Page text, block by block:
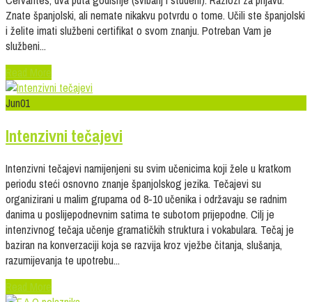
Znate španjolski, ali nemate nikakvu potvrdu o tome. Učili ste španjolski
i želite imati službeni certifikat o svom znanju. Potreban Vam je
službeni...
Read More
Jun01
Intenzivni tečajevi
Intenzivni tečajevi namijenjeni su svim učenicima koji žele u kratkom
periodu steći osnovno znanje španjolskog jezika. Tečajevi su
organizirani u malim grupama od 8-10 učenika i održavaju se radnim
danima u poslijepodnevnim satima te subotom prijepodne. Cilj je
intenzivnog tečaja učenje gramatičkih struktura i vokabulara. Tečaj je
baziran na konverzaciji koja se razvija kroz vježbe čitanja, slušanja,
razumijevanja te upotrebu...
Read More